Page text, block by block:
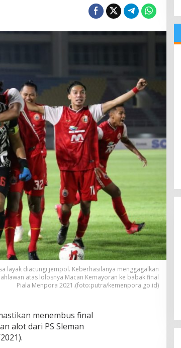
layak diacungi jempol. Keberhasilanya menggagalkan
atas lolosnya Macan Kemayoran ke babak final
Piala Menpora 2021.(foto:putra/kemenpora.go.id)
menembus final
alot dari PS Sleman